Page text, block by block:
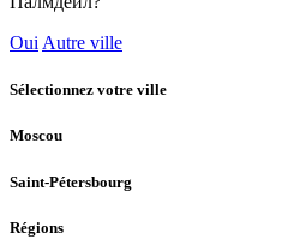
Oui Autre ville
Sélectionnez votre ville
Moscou
Saint-Pétersbourg
Régions